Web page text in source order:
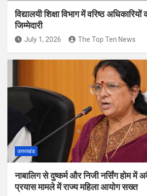
विद्यालयी शिक्षा विभाग में वरिष्ठ अधिकारियों
जिम्मेदारी
July 1, 2026 The Top Ten News
उत्तराखंड
नाबालिग से दुष्कर्म और निजी नर्सिंग होम में
प्रयास मामले में राज्य महिला आयोग सख्त